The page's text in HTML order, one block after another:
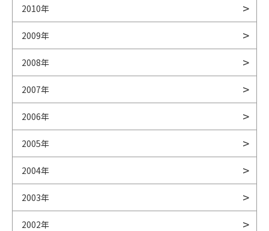
2010年
2009年
2008年
2007年
2006年
2005年
2004年
2003年
2002年